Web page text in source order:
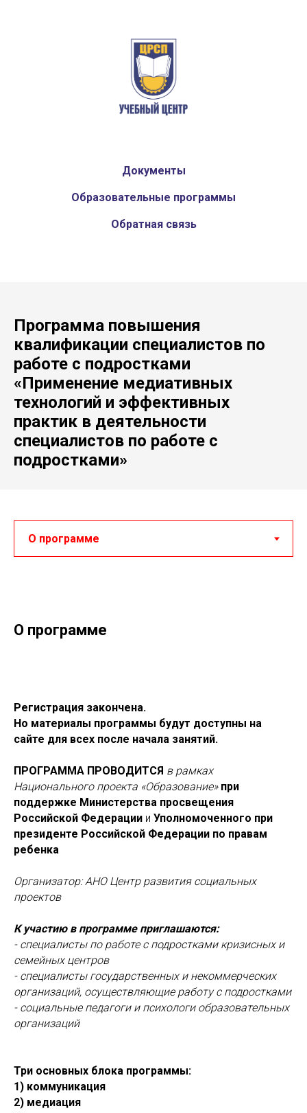
Документы
Образовательные программы
Обратная связь
Программа повышения
квалификации специалистов по
работе с подростками
«Применение медиативных
технологий и эффективных
практик в деятельности
специалистов по работе с
подростками»
О программе
Регистрация закончена.
Но материалы программы будут доступны на
сайте для всех после начала занятий.
ПРОГРАММА ПРОВОДИТСЯ в рамках
Национального проекта «Образование» при
поддержке Министерства просвещения
Российской Федерации и Уполномоченного при
президенте Российской Федерации по правам
ребенка
Организатор: АНО Центр развития социальных
проектов
К участию в программе приглашаются:
- специалисты по работе с подростками кризисных и
семейных центров
- специалисты государственных и некоммерческих
организаций, осуществляющие работу с подростками
- социальные педагоги и психологи образовательных
организаций
Три основных блока программы:
1) коммуникация
2) медиация